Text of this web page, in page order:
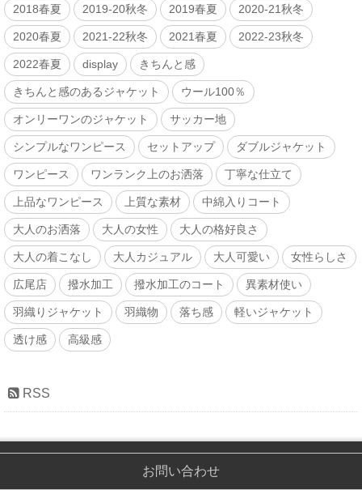
2018春夏 2019-20秋冬 2019春夏 2020-21秋冬
2020春夏 2021-22秋冬 2021春夏 2022-23秋冬
2022春夏 display きちんと感
きちんと感のあるジャケット ウール100％
オンリーワンのジャケット サッカー地
シンプルなワンピース セットアップ ダブルジャケット
ワンピース ワンランク上のお洒落 丁寧な仕立て
上品なワンピース 上質な素材 中綿入りコート
大人のお洒落 大人の女性 大人の格好良さ
大人の着こなし 大人カジュアル 大人可愛い 女性らしさ
広尾店 撥水加工 撥水加工のコート 異素材使い
羽織りジャケット 羽織物 落ち感 軽いジャケット
透け感 高級感
RSS
お問い合わせ